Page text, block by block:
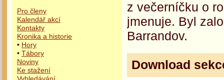
Pro členy
Kalendář akcí
Kontakty
Kronika a historie
• Hory
• Tábory
Noviny
Ke stažení
z večerníčku o
jmenuje. Byl
Barrandov.
Download